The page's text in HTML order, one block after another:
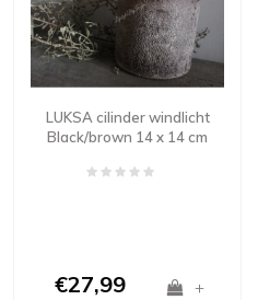
LUKSA cilinder windlicht
Black/brown 14 x 14 cm
€27,99 +